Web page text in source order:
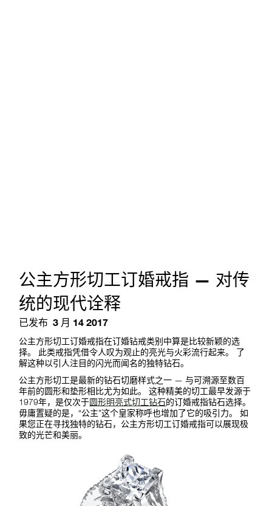
公主方形切工订婚戒指 — 对传
统的现代诠释
已发布 3 月 14 2017
公主方形切工订婚戒指在订婚钻戒类别中算是比较新颖的选
择。 此类戒指凭借令人叹为观止的亮光与火彩流行起来。 了
解这种以引人注目的闪光而闻名的独特钻石。
公主方形切工是最新的钻石切磨样式之一 — 与可溯源至数百
年前的圆形和垫形相比尤为如此。 这种精美的切工最早发源于
1979年，是仅次于圆形明亮式切工钻石的订婚戒指钻石选择。
毋庸置疑的是，“公主”这个皇家称呼也增加了它的吸引力。 如
果您正在寻找独特的钻石，公主方形切工订婚戒指可以展现极
致的光芒和美丽。